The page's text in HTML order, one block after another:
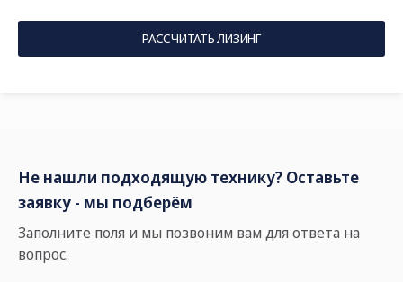
РАССЧИТАТЬ ЛИЗИНГ
Не нашли подходящую технику? Оставьте
заявку - мы подберём
Заполните поля и мы позвоним вам для ответа на
вопрос.